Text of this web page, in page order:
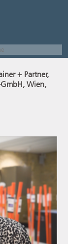
+ Partner,
Wien,